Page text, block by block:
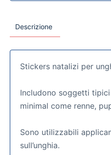
Descrizione
Stickers natalizi per
Includono soggetti
minimal come renne,
Sono utilizzabili
sull’unghia.